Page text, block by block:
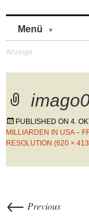
Menü
PUBLISHED ON 4.
MILLIARDEN IN USA –
RESOLUTION (620 ×
← Previous